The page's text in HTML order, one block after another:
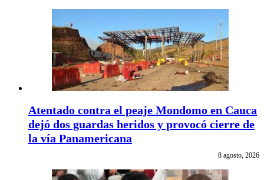
Atentado contra el peaje Mondomo en Cauca
dejó dos guardas heridos y provocó cierre de
la vía Panamericana
8 agosto, 2026